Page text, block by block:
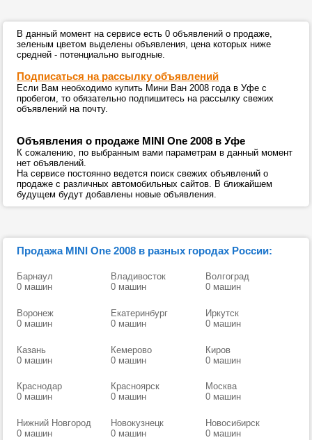
В данный момент на сервисе есть 0 объявлений о продаже,
зеленым цветом выделены объявления, цена которых ниже
средней - потенциально выгодные.
Подписаться на рассылку объявлений
Если Вам необходимо купить Мини Ван 2008 года в Уфе с
пробегом, то обязательно подпишитесь на рассылку свежих
объявлений на почту.
Объявления о продаже MINI One 2008 в Уфе
К сожалению, по выбранным вами параметрам в данный момент
нет объявлений.
На сервисе постоянно ведется поиск свежих объявлений о
продаже с различных автомобильных сайтов. В ближайшем
будущем будут добавлены новые объявления.
Продажа MINI One 2008 в разных городах России:
Барнаул
0 машин
Владивосток
0 машин
Волгоград
0 машин
Воронеж
0 машин
Екатеринбург
0 машин
Иркутск
0 машин
Казань
0 машин
Кемерово
0 машин
Киров
0 машин
Краснодар
0 машин
Красноярск
0 машин
Москва
0 машин
Нижний Новгород
0 машин
Новокузнецк
0 машин
Новосибирск
0 машин